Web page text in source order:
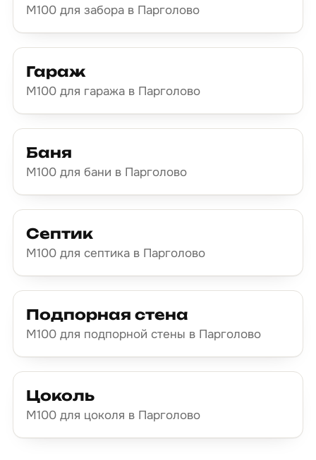
М100 для забора в Парголово
Гараж
М100 для гаража в Парголово
Баня
М100 для бани в Парголово
Септик
М100 для септика в Парголово
Подпорная стена
М100 для подпорной стены в Парголово
Цоколь
М100 для цоколя в Парголово